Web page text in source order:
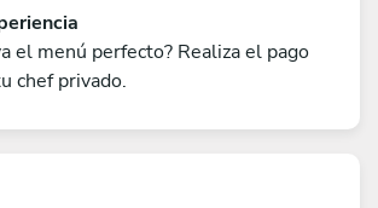
el menú perfecto? Realiza el pago
chef privado.